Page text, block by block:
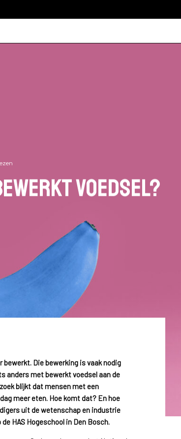
voedsel?
bewerkt. Die bewerking is vaak nodig
anders met bewerkt voedsel aan de
blijkt dat mensen met een
meer eten. Hoe komt dat? En hoe
uit de wetenschap en industrie
HAS Hogeschool in Den Bosch.